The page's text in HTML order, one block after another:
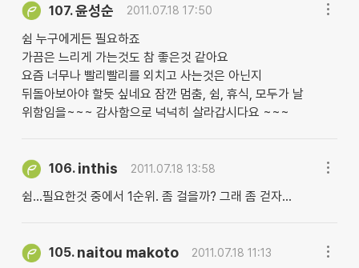
107.윤성순 2011.07.18 17:50
쉼 누구에게든 필요하죠
가끔은 느리게 가는것도 참 좋은것 같아요
요즘 너무나 빨리빨리를 외치고 사는것은 아닌지
뒤돌아보아야 할듯 싶네요 잠깐 멈춤, 쉼, 휴식, 모두가 날
위함임을~~~ 감사함으로 넉넉히 살라갑시다요 ~~~
106. inthis 2011.07.18 13:58
쉼...필요한것 중에서 1순위. 좀 걸을까? 그래 좀 걷자...
105. naitou makoto 2011.07.18 11:13